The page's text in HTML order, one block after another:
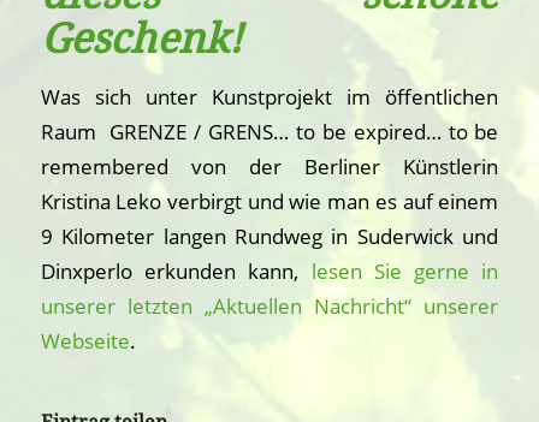
Geschenk!
Was sich unter Kunstprojekt im öffentlichen
Raum GRENZE / GRENS… to be expired… to be
remembered von der Berliner Künstlerin
Kristina Leko verbirgt und wie man es auf einem
9 Kilometer langen Rundweg in Suderwick und
Dinxperlo erkunden kann, lesen Sie gerne in
unserer letzten „Aktuellen Nachricht“ unserer
Webseite.